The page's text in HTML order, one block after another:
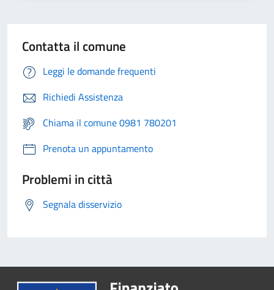
Contatta il comune
Leggi le domande frequenti
Richiedi Assistenza
Chiama il comune 0981 780201
Prenota un appuntamento
Problemi in città
Segnala disservizio